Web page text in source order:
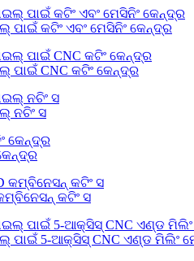
କଟିଂ ଏବଂ ମେସିନିଂ କେନ୍ଦ୍ର
CNC କଟିଂ କେନ୍ଦ୍ର
ନଚିଂ ସ
କଟିଂ ସ
5-ଆକ୍ସିସ୍ CNC ଏଣ୍ଡ ମିଲିଂ